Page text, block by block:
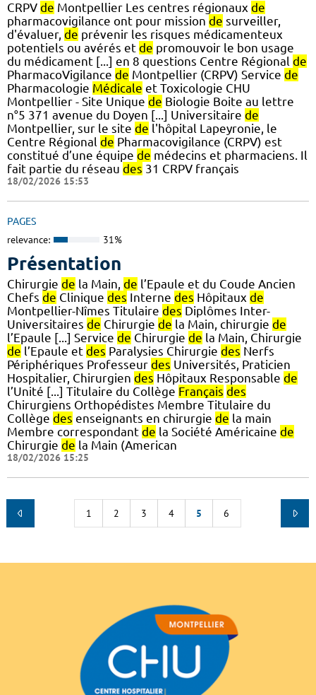
CRPV de Montpellier Les centres régionaux de
pharmacovigilance ont pour mission de surveiller,
d'évaluer, de prévenir les risques médicamenteux
potentiels ou avérés et de promouvoir le bon usage
du médicament [...] en 8 questions Centre Régional de
PharmacoVigilance de Montpellier (CRPV) Service de
Pharmacologie Médicale et Toxicologie CHU
Montpellier - Site Unique de Biologie Boite au lettre
n°5 371 avenue du Doyen [...] Universitaire de
Montpellier, sur le site de l'hôpital Lapeyronie, le
Centre Régional de Pharmacovigilance (CRPV) est
constitué d’une équipe de médecins et pharmaciens. Il
fait partie du réseau des 31 CRPV français
18/02/2026 15:53
PAGES
relevance: 31%
Présentation
Chirurgie de la Main, de l’Epaule et du Coude Ancien
Chefs de Clinique des Interne des Hôpitaux de
Montpellier-Nîmes Titulaire des Diplômes Inter-
Universitaires de Chirurgie de la Main, chirurgie de
l’Epaule [...] Service de Chirurgie de la Main, Chirurgie
de l’Epaule et des Paralysies Chirurgie des Nerfs
Périphériques Professeur des Universités, Praticien
Hospitalier, Chirurgien des Hôpitaux Responsable de
l’Unité [...] Titulaire du Collège Français des
Chirurgiens Orthopédistes Membre Titulaire du
Collège des enseignants en chirurgie de la main
Membre correspondant de la Société Américaine de
Chirurgie de la Main (American
18/02/2026 15:25
1 2 3 4 5 6